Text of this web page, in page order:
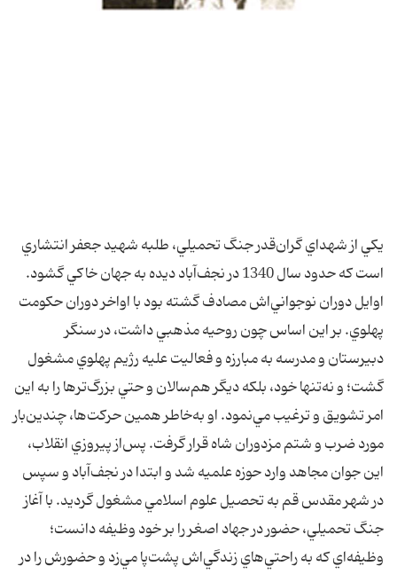
يکي از شهداي گران‌قدر جنگ تحميلي، طلبه شهيد جعفر انتشاري
است که حدود سال 1340 در نجف‌آباد ديده به جهان خاکي گشود.
اوايل دوران نوجواني‌اش مصادف گشته بود با اواخر دوران حکومت
پهلوي. بر اين اساس چون روحيه مذهبي داشت، در سنگر
دبيرستان و مدرسه به مبارزه و فعاليت عليه رژيم پهلوي مشغول
گشت؛ و نه‌تنها خود، بلکه ديگر هم‌سالان و حتي بزرگ‌ترها را به اين
امر تشويق و ترغيب مي‌نمود. او به‌خاطر همين حرکت‌ها، چندين‌بار
مورد ضرب و شتم مزدوران شاه قرار گرفت. پس‌از پيروزي انقلاب،
اين جوان مجاهد وارد حوزه علميه شد و ابتدا در نجف‌آباد و سپس
در شهر مقدس قم به تحصيل علوم اسلامي مشغول گرديد. با آغاز
جنگ تحميلي، حضور در جهاد اصغر را بر خود وظيفه دانست؛
وظيفه‌اي که به راحتي‌هاي زندگي‌اش پشت‌پا مي‌زد و حضورش را در